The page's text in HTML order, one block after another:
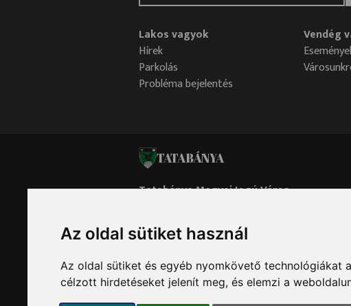
Az oldal sütiket használ
Az oldal sütiket és egyéb nyomkövető technológiákat
célzott hirdetéseket jelenít meg, és elemzi a
Lakos vagyok
Hírek
Parkolás
Probléma bejelentés
Vendég
TATABÁNYA
Tatabánya Megyei Jogú Város
Oldaltérkép ImpresszumAdatvédelem
Minden jog fenntartva © 2026 Tatabánya